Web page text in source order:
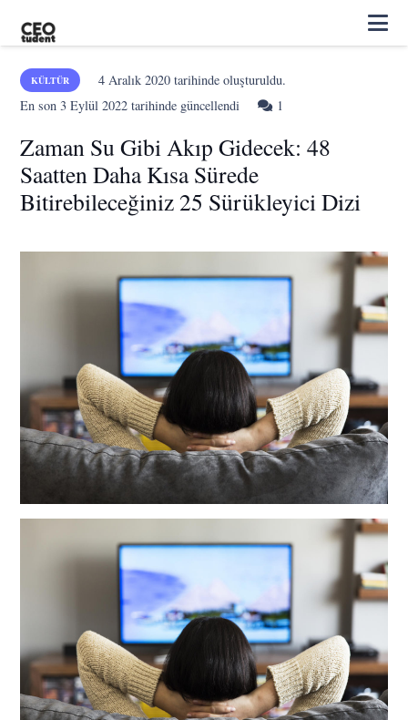
KÜLTÜR 4 Aralık 2020tarihinde oluşturuldu.
En son3 Eylül 2022 tarihinde güncellendi 1
Zaman Su Gibi Akıp Gidecek: 48
Saatten Daha Kısa Sürede
Bitirebileceğiniz 25 Sürükleyici Dizi